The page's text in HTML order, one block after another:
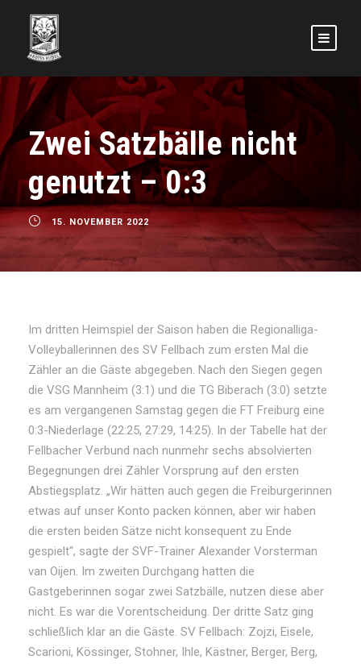
Zwei Satzbälle nicht
genutzt – 0:3
15. NOVEMBER 2022
Im dritten Heimspiel der Saison haben die Regionalliga-
Volleyballerinnen des SV Fellbach zum ersten Mal die
Zähler an die Gäste abgegeben. Nach den Siegen gegen
die VSG Mannheim (3:1) und die TG Biberach (3:0) setzte
es am vergangenen Samstag gegen die FT Freiburg eine
0:3-Niederlage (22:25, 27:29, 14:25). In der Tabelle hat der
Fellbacher Verbund nach nunmehr sechs absolvierten
Begegnungen drei Zähler Vorsprung auf den ersten
Abstiegsplatz. „Wir hätten auch gegen die Freiburgerinnen
etwas auf unser Konto packen können, aber wir haben
die ersten beiden Sätze nicht konsequent zu Ende
gespielt“, sagte der SVF-Trainer Alexander Vorsterman
van Oijen. Im zweiten Durchgang hatten die
Gastgeberinnen sogar zwei Satzbälle, nutzen diese aber
nicht. Es war die Vorentscheidung. Der dritte Satz ging
schließlich klar an die Gäste. SV Fellbach: Zojzi, Eisele,
Scarioni, Kössinger, Stohner, Ihle, Kästner, Berger, Berg,